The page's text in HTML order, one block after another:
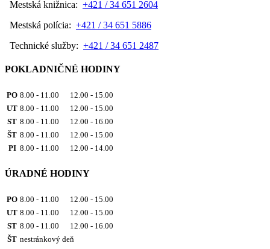
Mestská knižnica: +421 / 34 651 2604
Mestská polícia: +421 / 34 651 5886
Technické služby: +421 / 34 651 2487
POKLADNIČNÉ HODINY
PO 8.00 - 11.00 12.00 - 15.00
UT 8.00 - 11.00 12.00 - 15.00
ST 8.00 - 11.00 12.00 - 16.00
ŠT 8.00 - 11.00 12.00 - 15.00
PI 8.00 - 11.00 12.00 - 14.00
ÚRADNÉ HODINY
PO 8.00 - 11.00 12.00 - 15.00
UT 8.00 - 11.00 12.00 - 15.00
ST 8.00 - 11.00 12.00 - 16.00
ŠT nestránkový deň